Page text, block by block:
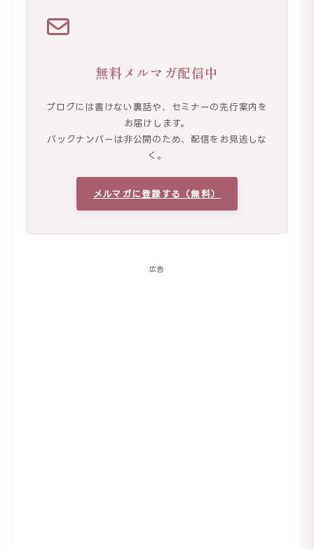
無料メルマガ配信中
ブログには書けない裏話や、セミナーの先行案内を
お届けします。
バックナンバーは非公開のため、配信をお見逃しな
く。
メルマガに登録する（無料）
広告